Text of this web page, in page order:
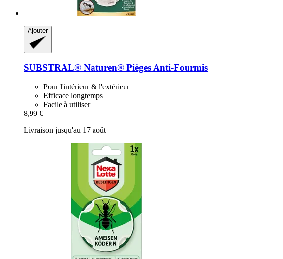
Ajouter
SUBSTRAL® Naturen® Pièges Anti-​Fourmis
Pour l'intérieur & l'extérieur
Efficace longtemps
Facile à utiliser
8,99 €
Livraison jusqu'au 17 août